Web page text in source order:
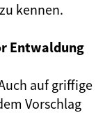
kennen.
Entwaldung
auf griffige
Vorschlag